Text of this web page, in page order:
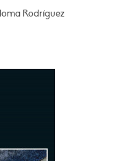
Rodríguez